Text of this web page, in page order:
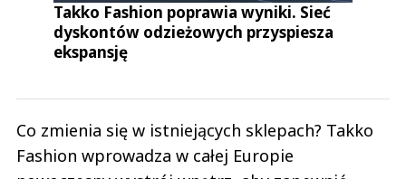
Takko Fashion poprawia wyniki. Sieć
dyskontów odzieżowych przyspiesza
ekspansję
Co zmienia się w istniejących sklepach? Takko
Fashion wprowadza w całej Europie